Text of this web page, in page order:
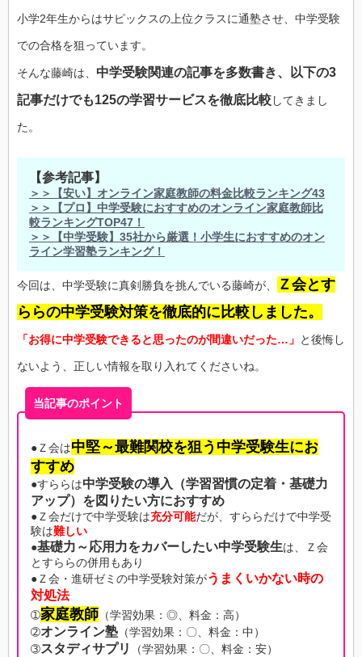
小学2年生からはサピックスの上位クラスに通塾させ、中学受験
での合格を狙っています。
そんな藤崎は、 中学受験関連の記事を多数書き、以下の3
記事だけでも125の学習サービスを徹底比較してきまし
た。
【参考記事】
＞＞【安い】オンライン家庭教師の料金比較ランキング43
＞＞【プロ】中学受験におすすめのオンライン家庭教師比
較ランキングTOP47！
＞＞【中学受験】35社から厳選！小学生におすすめのオン
ライン学習塾ランキング！
今回は、中学受験に真剣勝負を挑んでいる藤崎が、
Ｚ会とす
ららの中学受験対策を徹底的に比較しました。
「お得に中学受験できると思ったのが間違いだった…」 と後悔し
ないよう、正しい情報を取り入れてくださいね。
当記事のポイント
●Ｚ会は中堅～最難関校を狙う中学受験生にお
すすめ
●すららは中学受験の導入（学習習慣の定着・基礎力
アップ）を図りたい方におすすめ
●Ｚ会だけで中学受験は充分可能だが、すららだけで中学受
験は難しい
●基礎力～応用力をカバーしたい中学受験生は、Ｚ会
とすららの併用もあり
●Ｚ会・進研ゼミの中学受験対策がうまくいかない時の
対処法
➀家庭教師 （学習効果：◎、料金：高）
➁オンライン塾 （学習効果：〇、料金：中）
➂スタディサプリ
（学習効果：〇、料金：安）